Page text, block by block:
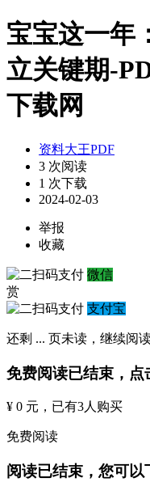
宝宝这一年
立关键期-
下载网
资料大王PDF
3 次阅读
1 次下载
2024-02-03
举报
收藏
微信
赏
支付宝
还剩 ... 页未读， 继续阅
免费阅读已结束，点
¥ 0 元 ，已有3人购买
免费阅读
阅读已结束，您可